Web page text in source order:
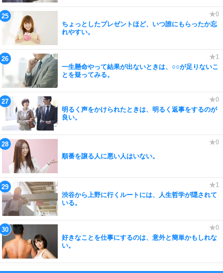
ちょっとしたプレゼントほど、いつ誰にもらったか忘
れやすい。
一生懸命やって結果が出ないときは、○○が足りないこ
とを疑ってみる。
明るく声をかけられたときは、明るく返事をするのが
良い。
順番を譲る人に悪い人はいない。
渋谷から上野に行くルートには、人生哲学が隠されて
いる。
好きなことを仕事にするのは、意外と簡単かもしれな
い。